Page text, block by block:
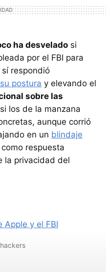
ha desvelado si
por el FBI para
respondió
postura y elevando el
sobre las
los de la manzana
aunque corrió
en un blindaje
respuesta
la privacidad del
Apple y el FBI
hackers